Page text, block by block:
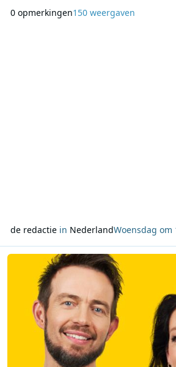
destijds in het noordwesten van
0 opmerkingen150 weergaven
de redactiein NederlandWoensdag om
Lees meer over NOS bereikt